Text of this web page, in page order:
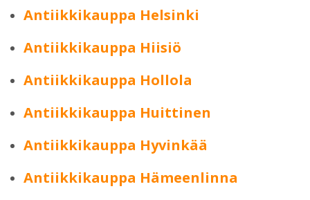
Antiikkikauppa Helsinki
Antiikkikauppa Hiisiö
Antiikkikauppa Hollola
Antiikkikauppa Huittinen
Antiikkikauppa Hyvinkää
Antiikkikauppa Hämeenlinna